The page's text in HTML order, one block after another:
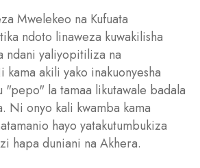
Mwelekeo na Kufuata
ndoto linaweza kuwakilisha
ndani yaliyopitiliza na
akili yako inakuonyesha
"pepo" la tamaa likutawale badala
Ni onyo kali kwamba kama
hayo yatakutumbukiza
hapa duniani na Akhera.